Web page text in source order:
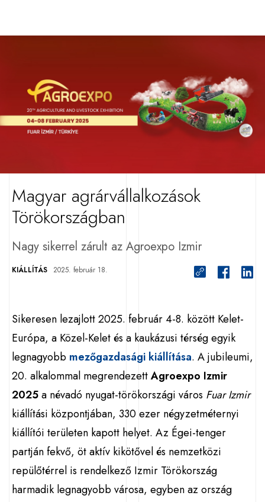
Magyar agrárvállalkozások
Törökországban
Nagy sikerrel zárult az Agroexpo Izmir
KIÁLLÍTÁS 2025. február 18.
Sikeresen lezajlott 2025. február 4-8. között Kelet-
Európa, a Közel-Kelet és a kaukázusi térség egyik
legnagyobb mezőgazdasági kiállítása. A jubileumi,
20. alkalommal megrendezettAgroexpo Izmir
2025a névadó nyugat-törökországi város Fuar Izmir
kiállítási központjában, 330 ezer négyzetméternyi
kiállítói területen kapott helyet. Az Égei-tenger
partján fekvő, öt aktív kikötővel és nemzetközi
repülőtérrel is rendelkező Izmir Törökország
harmadik legnagyobb városa, egyben az ország